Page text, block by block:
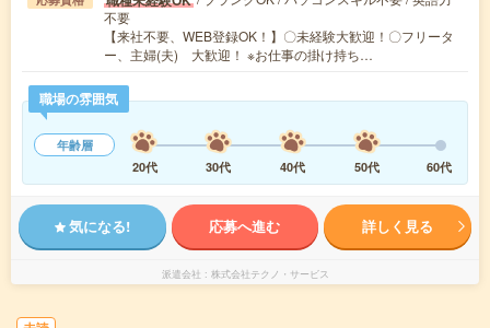
不要
【来社不要、WEB登録OK！】〇未経験大歓迎！〇フリータ
ー、主婦(夫) 大歓迎！ ※お仕事の掛け持ち…
職場の雰囲気
年齢層
20代
30代 40代 50代 60代
気になる! 応募へ進む 詳しく見る
派遣会社 株式会社テクノ・サービス